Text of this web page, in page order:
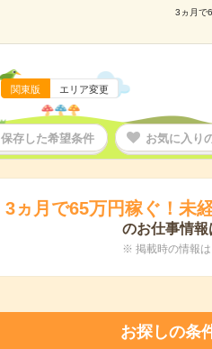
3ヵ月で
関東版 エリア変更
保存した希望条件 お気に入り
3ヵ月で65万円稼ぐ！未
のお仕事情報
※ 掲載時の情報は
お探しの条